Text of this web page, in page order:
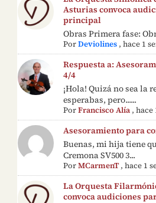
Asturias convoca
principal
Obras Primera fase:
PorDeviolines ,hace 1
Respuesta a:
4/4
¡Hola! Quizá no sea la
esperabas, pero......
PorFrancisco Alía ,hace
Asesoramiento para
Buenas, mi hija tiene
Cremona SV500 3...
PorMCarmenT,hace 1
La Orquesta
convoca audiciones